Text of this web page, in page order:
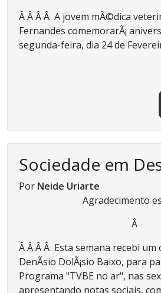
Â Â Â Â A jovem mÃ©dica
Fernandes comemorarÃ¡
segunda-feira, dia 24 de
Sociedade em
Por Neide Uriarte
Agradecimento
Â
Â Â Â Â Esta semana recebi um
DenÃ­sio DolÃ¡sio Baixo, para
Programa "TVBE no ar", nas
apresentando notas sociais,